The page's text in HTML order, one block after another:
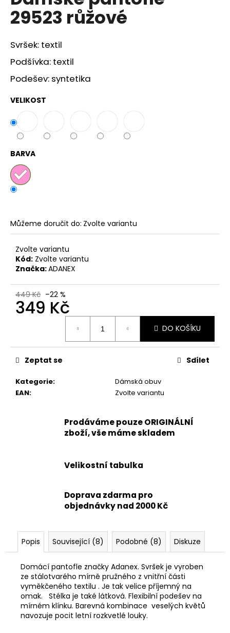
0,0
z
hvězdiček.
29523 růžové
Svršek: textil
Podšívka: textil
Podešev: syntetika
VELIKOST
BARVA
Můžeme doručit do: Zvolte variantu
Zvolte variantu
Kód: Zvolte variantu
Značka:ADANEX
449 Kč –22 %
349 Kč
DO KOŠÍKU
Kategorie:
Dámská obuv
EAN: Zvolte variantu
Zeptat se Sdílet
Prodáváme pouze ORIGINÁLNÍ
zboží, vše máme skladem
Velikostní tabulka
Doprava zdarma pro
objednávky nad 2000 Kč
Popis Související (8) Podobné (8) Diskuze
Domácí pantofle značky Adanex. Svršek je vyroben
ze stálotvarého mírně pružného z vnitřní části
vyměkčeného textilu . Je tak velice příjemný na
omak. Stélka je také látková. Flexibilní podešev na
mírném klínku. Barevná kombinace veselých květů
navozuje pocit letní rozkvetlé louky.
a
j
í
t
?
HLEDAT
D
o
p
u
č
u
e
e
215201
KORKÁČ
Kč
Původně: